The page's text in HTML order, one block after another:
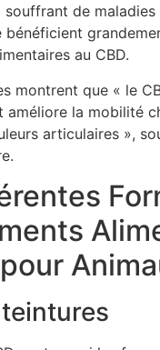
souffrant de
bénéficient
au CBD.
montrent que « le
améliore la mobilité
articulaires »,